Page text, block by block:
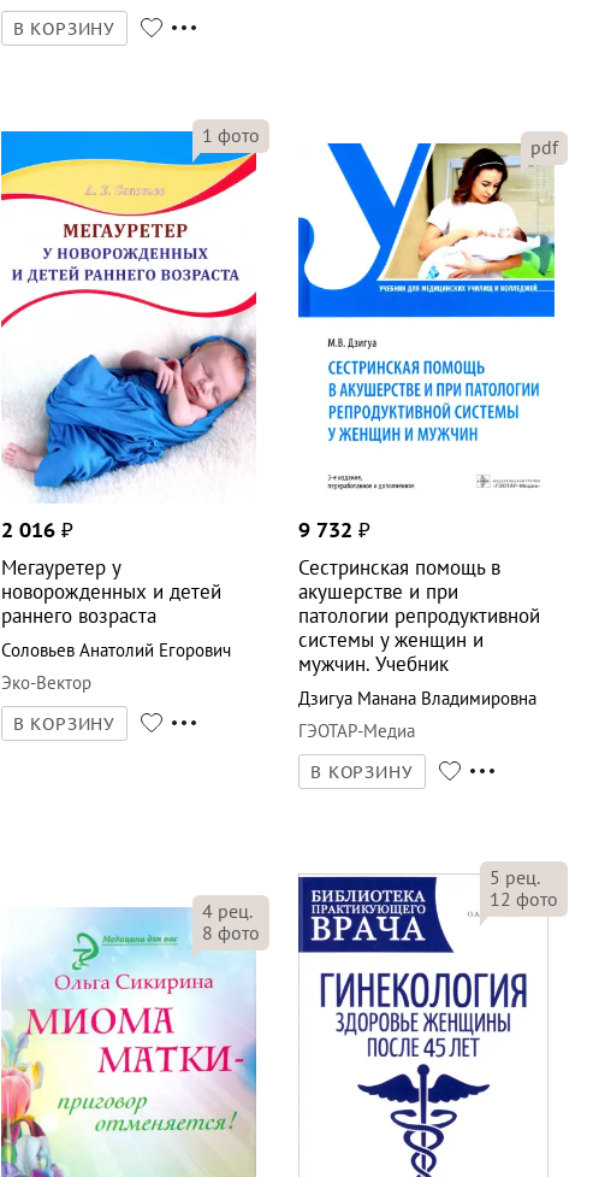
В КОРЗИНУ
1 фото
2 016₽
Мегауретер у
новорожденных и детей
раннего возраста
Соловьев Анатолий Егорович
Эко-Вектор
В КОРЗИНУ
pdf
9 732 ₽
Сестринская помощь в
акушерстве и при
патологии репродуктивной
системы у женщин и
мужчин. Учебник
Дзигуа Манана Владимировна
ГЭОТАР-Медиа
В КОРЗИНУ
4 рец.
8 фото
5 рец.
12 фото